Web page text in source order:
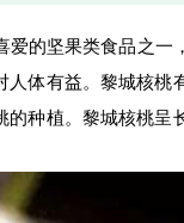
爱的坚果类食品之一
人体有益。黎城核桃
的种植。黎城核桃呈